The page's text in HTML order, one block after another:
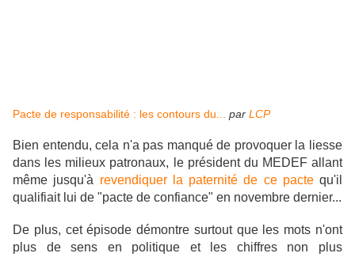
Pacte de responsabilité : les contours du... par LCP
Bien entendu, cela n'a pas manqué de provoquer la liesse
dans les milieux patronaux, le président du MEDEF allant
même jusqu'à revendiquer la paternité de ce pactequ'il
qualifiait lui de "pacte de confiance" en novembre dernier...
De plus, cet épisode démontre surtout que les mots n'ont
plus de sens en politique et les chiffres non plus